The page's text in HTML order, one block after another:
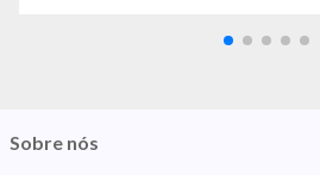
Sobre nós